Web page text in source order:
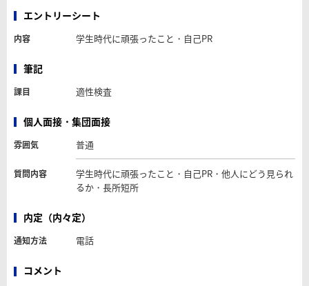
エントリーシート
内容 学生時代に頑張ったこと・自己PR
筆記
課目 適性検査
個人面接・集団面接
雰囲気 普通
質問内容
学生時代に頑張ったこと・自己PR・他人にどう見られ
るか・長所短所
内定（内々定）
通知方法 電話
コメント